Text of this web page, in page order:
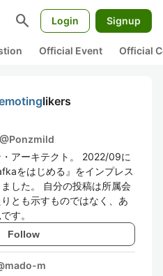
search Login Signup
Official Event Official
likers
@Ponzmild
アーキテクト。 2022/09に
をはじめる』をインプレス
した。 自分の投稿は所属会
とも示すものではなく、あ
す。
Follow
mado-m